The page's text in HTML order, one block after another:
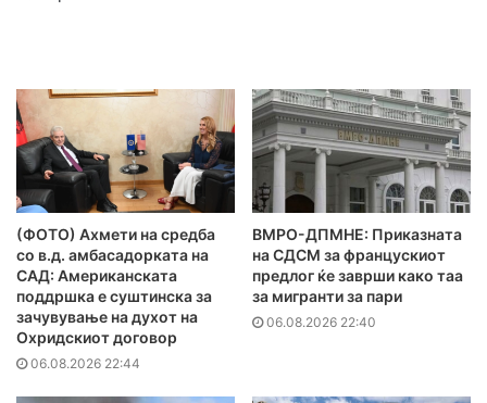
(ФОТО) Ахмети на средба
со в.д. амбасадорката на
САД: Американската
поддршка е суштинска за
зачувување на духот на
Охридскиот договор
06.08.2026 22:44
ВМРО-ДПМНЕ: Приказната
на СДСМ за францускиот
предлог ќе заврши како таа
за мигранти за пари
06.08.2026 22:40